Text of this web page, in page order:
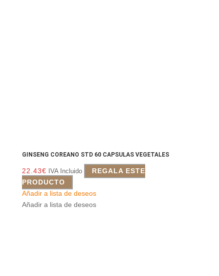
GINSENG COREANO STD 60 CAPSULAS VEGETALES
22.43€ IVA Incluido
REGALA ESTE
PRODUCTO
Añadir a lista de deseos
Añadir a lista de deseos